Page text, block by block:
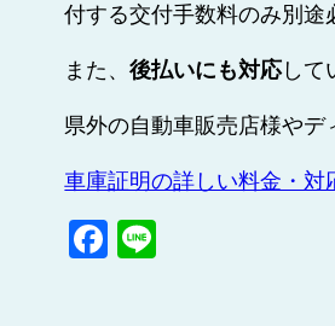
付する交付手数料のみ別途
また、後払いにも対応して
県外の自動車販売店様やデ
車庫証明の詳しい料金・対
Facebook